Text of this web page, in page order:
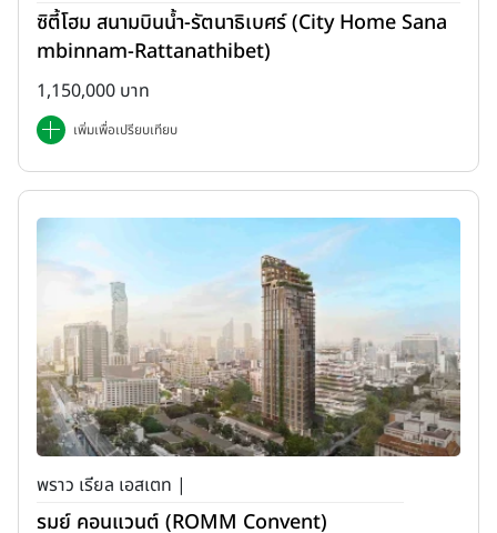
ซิตี้โฮม สนามบินน้ำ-รัตนาธิเบศร์ (City Home Sana
mbinnam-Rattanathibet)
1,150,000 บาท
เพิ่มเพื่อเปรียบเทียบ
พราว เรียล เอสเตท |
รมย์ คอนแวนต์ (ROMM Convent)